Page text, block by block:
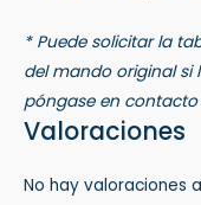
* Puede solicitar la
del mando original si
póngase en
Valoraciones
No hay valoraciones